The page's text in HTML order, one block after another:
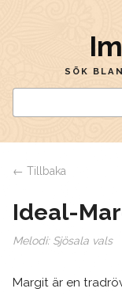
SÖK
← Tillbaka
Ideal-
Melodi: Sjösala vals
Margit är en